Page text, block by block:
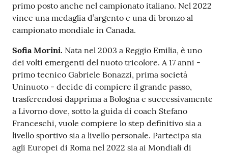
primo posto anche nel campionato italiano. Nel 2022
vince una medaglia d’argento e una di bronzo al
campionato mondiale in Canada.
Sofia Morini. Nata nel 2003 a Reggio Emilia, è uno
dei volti emergenti del nuoto tricolore. A 17 anni -
primo tecnico Gabriele Bonazzi, prima società
Uninuoto - decide di compiere il grande passo,
trasferendosi dapprima a Bologna e successivamente
a Livorno dove, sotto la guida di coach Stefano
Franceschi, vuole compiere lo step definitivo sia a
livello sportivo sia a livello personale. Partecipa sia
agli Europei di Roma nel 2022 sia ai Mondiali di